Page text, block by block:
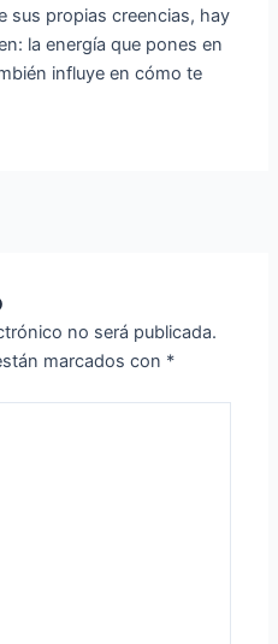
sus propias creencias, hay
la energía que pones en
influye en cómo te
no será publicada.
marcados con *